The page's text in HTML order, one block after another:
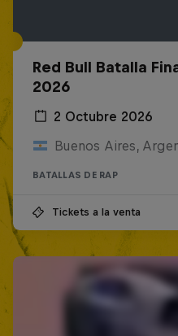
Red Bull Batalla
2026
2 Octubre 2026
Buenos Aires,
BATALLAS DE RAP
Tickets a la venta